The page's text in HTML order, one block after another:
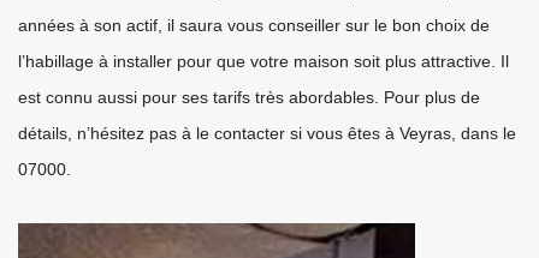
années à son actif, il saura vous conseiller sur le bon choix de
l’habillage à installer pour que votre maison soit plus attractive. Il
est connu aussi pour ses tarifs très abordables. Pour plus de
détails, n’hésitez pas à le contacter si vous êtes à Veyras, dans le
07000.